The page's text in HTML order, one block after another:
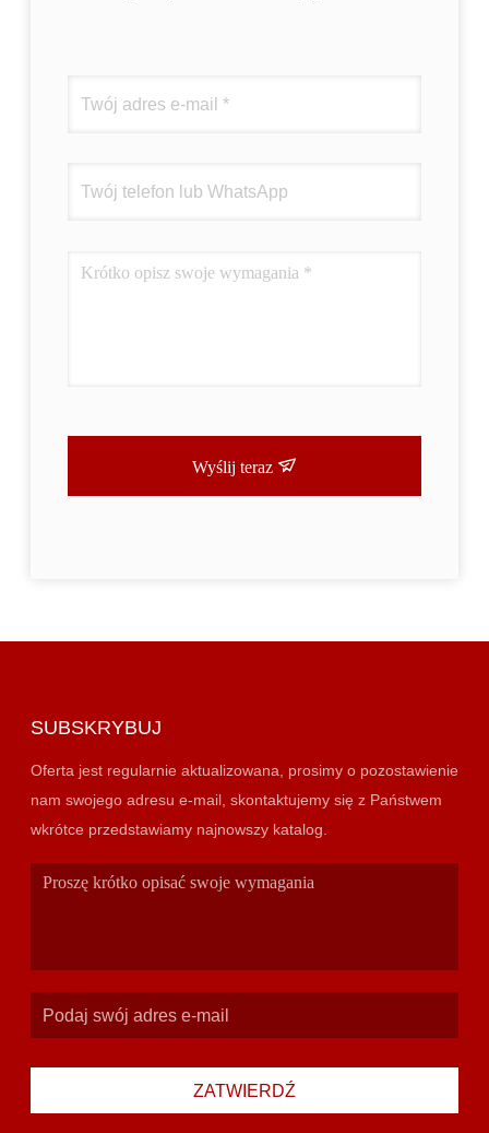
Wyślij teraz
SUBSKRYBUJ
Oferta jest regularnie aktualizowana, prosimy o pozostawienie
nam swojego adresu e-mail, skontaktujemy się z Państwem
wkrótce przedstawiamy najnowszy katalog.
ZATWIERDŹ